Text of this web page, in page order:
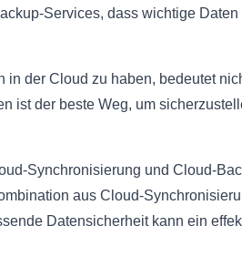
Services, dass wichtige Daten
in der Cloud zu haben, bedeutet
ist der beste Weg, um
Synchronisierung und Cloud-
aus Cloud-
Datensicherheit kann ein